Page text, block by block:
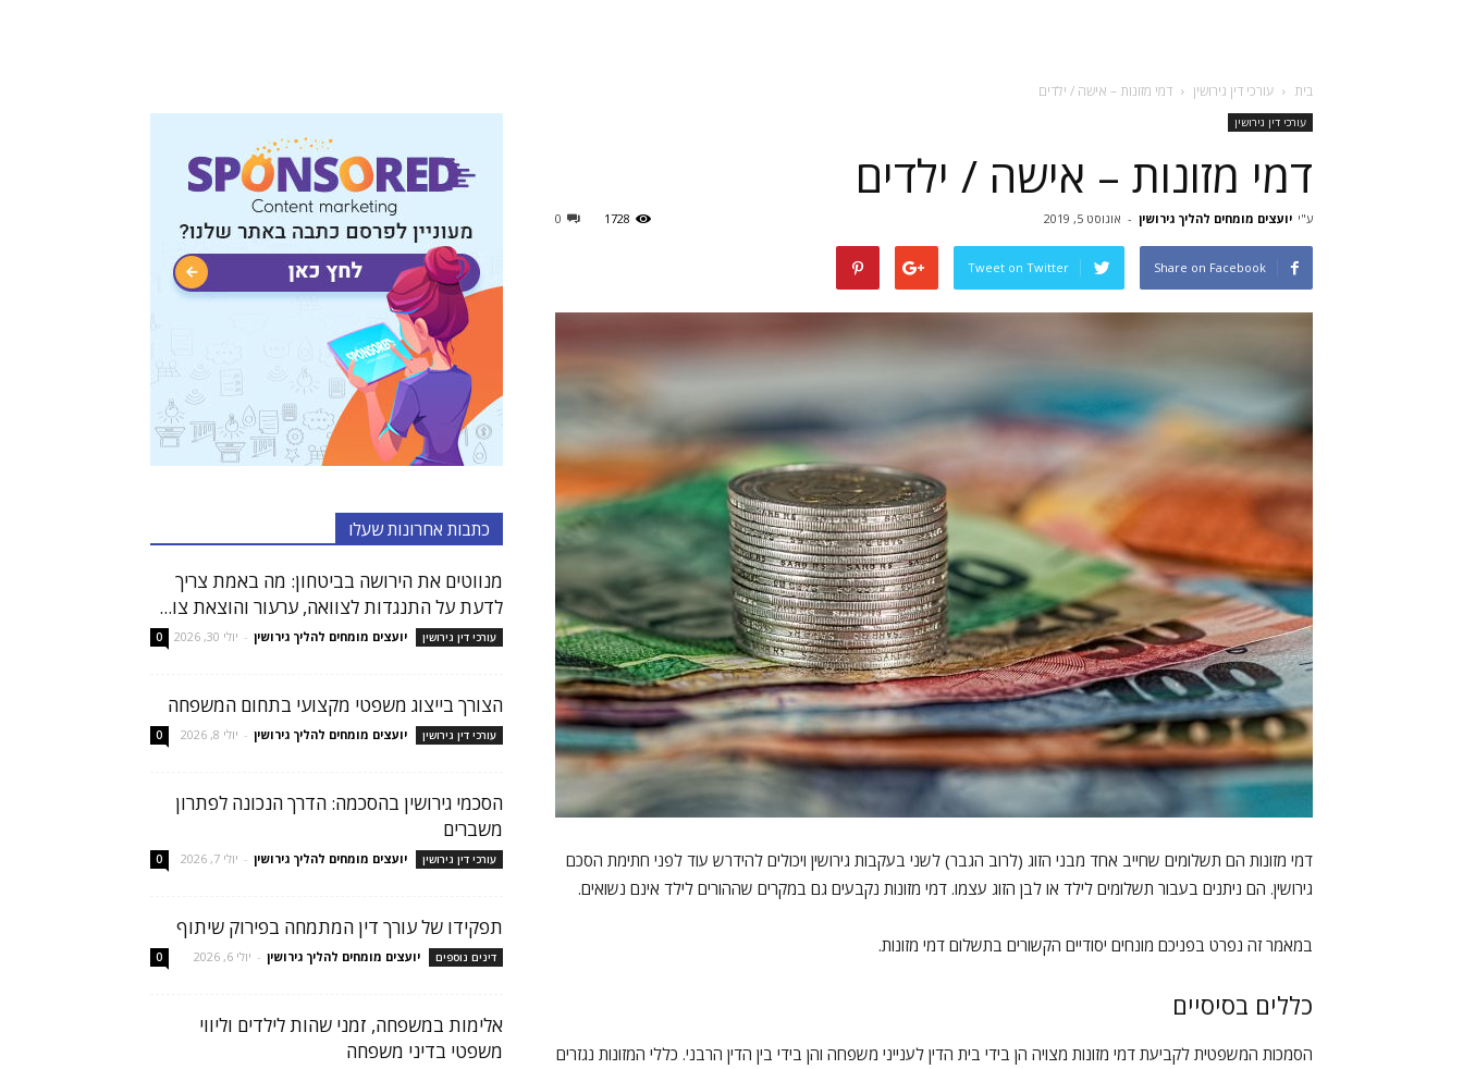
בית עורכי דין גירושין דמי מזונות – אישה / ילדים
עורכי דין גירושין
דמי מזונות – אישה / ילדים
ע"י יועצים מומחים להליך גירושין - אוגוסט 5, 2019 0 1728
Share on Facebook
Tweet on Twitter
דמי מזונות הם תשלומים שחייב אחד מבני הזוג (לרוב הגבר) לשני בעקבות גירושין ויכולים להידרש עוד לפני חתימת הסכם
גירושין. הם ניתנים בעבור תשלומים לילד או לבן הזוג עצמו. דמי מזונות נקבעים גם במקרים שההורים לילד אינם נשואים.
במאמר זה נפרט בפניכם מונחים יסודיים הקשורים בתשלום דמי מזונות.
כללים בסיסיים
הסמכות המשפטית לקביעת דמי מזונות מצויה הן בידי בית הדין לענייני משפחה והן בידי בין הדין הרבני. כללי המזונות נגזרים
כתבות אחרונות שעלו
מנווטים את הירושה בביטחון: מה באמת צריך
לדעת על התנגדות לצוואה, ערעור והוצאת צו...
עורכי דין גירושין יועצים מומחים להליך גירושין - יולי 30, 2026 0
הצורך בייצוג משפטי מקצועי בתחום המשפחה
עורכי דין גירושין יועצים מומחים להליך גירושין - יולי 8, 2026 0
הסכמי גירושין בהסכמה: הדרך הנכונה לפתרון
משברים
עורכי דין גירושין יועצים מומחים להליך גירושין - יולי 7, 2026 0
תפקידו של עורך דין המתמחה בפירוק שיתוף
דינים נוספים יועצים מומחים להליך גירושין - יולי 6, 2026 0
אלימות במשפחה, זמני שהות לילדים וליווי
משפטי בדיני משפחה